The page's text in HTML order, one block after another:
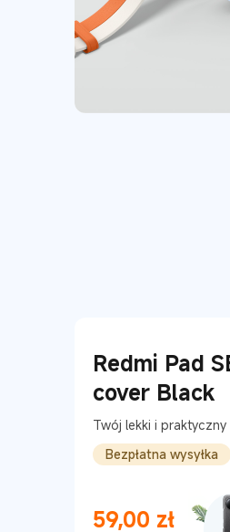
Redmi Pad
cover Black
Twój lekki i
technologiczny
Bezpłatna wysyłka
59,00 zł